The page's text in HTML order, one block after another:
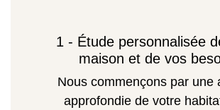
1 - Étude personnalisée
maison et de vos
Nous commençons par une
approfondie de votre